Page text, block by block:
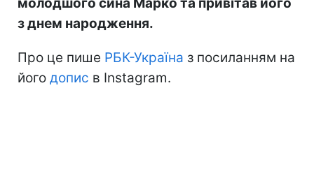
молодшого сина Марко та привітав його
з днем народження.
Про це пише РБК-Україна з посиланням на
його допис в Instagram.